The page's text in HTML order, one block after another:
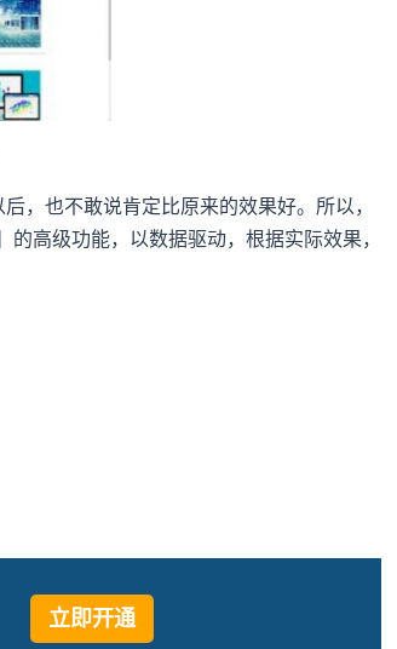
，也不敢说肯定比原来的效果好。所以，
的高级功能，以数据驱动，根据实际效果，
立即开通